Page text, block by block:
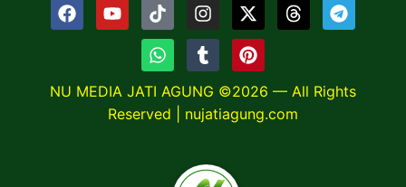
NU MEDIA JATI AGUNG ©2026 — All Rights
Reserved | nujatiagung.com